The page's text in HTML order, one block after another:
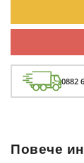
0882
Повече